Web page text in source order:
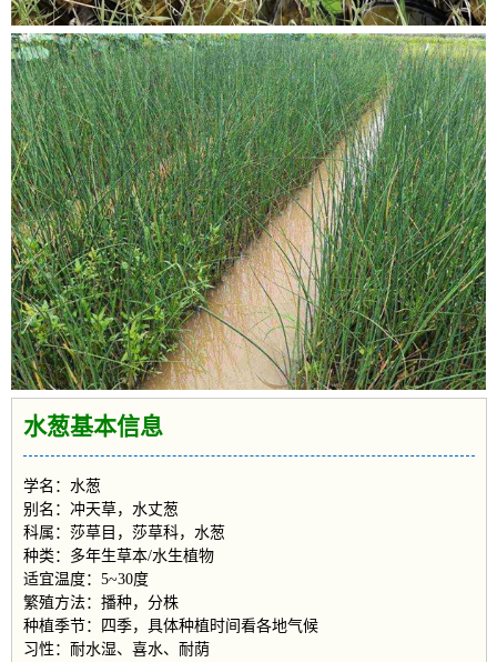
水葱基本信息
学名：水葱
别名：冲天草，水丈葱
科属：莎草目，莎草科，水葱
种类：多年生草本/水生植物
适宜温度：5~30度
繁殖方法：播种，分株
种植季节：四季，具体种植时间看各地气候
习性：耐水湿、喜水、耐荫